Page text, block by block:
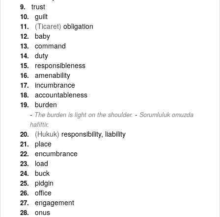
trust
guilt
(Ticaret) obligation
baby
command
duty
responsibleness
amenability
incumbrance
accountableness
burden
The burden is light on the shoulder. - Sorumluluk omuzda
hafiftir.
(Hukuk) responsibility, liability
place
encumbrance
load
buck
pidgin
office
engagement
onus